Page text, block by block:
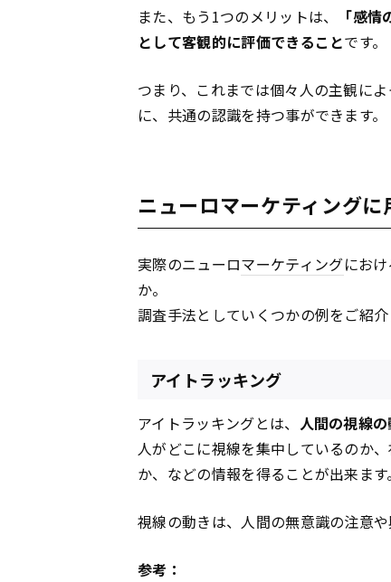
また、もう1つのメリットは、
「感
として客観的に評価できることです。
つまり、これまでは個々人の主観に
に、共通の認識を持つ事ができます。
ニューロマーケティング
実際のニューロマーケティングにお
か。
調査手法としていくつかの例をご紹介
アイトラッキング
アイトラッキングとは、 人間の視線
人がどこに視線を集中しているのか
か、などの情報を得ることが出来ます。
視線の動きは、人間の無意識の注意
参考：